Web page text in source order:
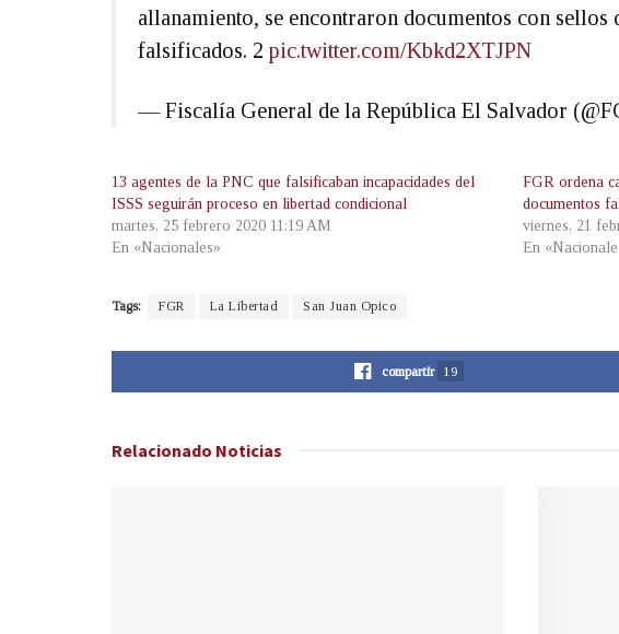
allanamiento, se encontraron documentos con
falsificados. 2 pic.twitter.com/Kbkd2XTJPN
— Fiscalía General de la República El Salvador
13 agentes de la PNC que falsificaban incapacidades del
ISSS seguirán proceso en libertad condicional
martes, 25 febrero 2020 11:19 AM
En «Nacionales»
FGR ordena
documentos
viernes, 21
En
Tags: FGR La Libertad San Juan Opico
compartir 19
Relacionado Noticias